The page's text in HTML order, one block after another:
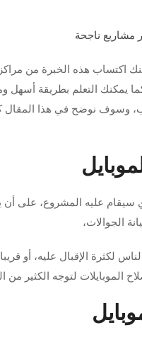
مشاريع ناجحة
اكتساب هذه الخبرة من
يمكنك التعلم بطريقة أسهل
وسوف نوضح في هذا المقال
سيقام عليه المشروع، على أن
الجوالات،
لكثرة الإقبال عليه، أو
الموبايلات لتوجه الكثير من